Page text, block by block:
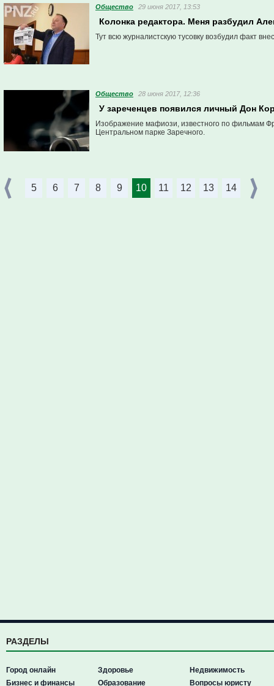
Общество 29 июня 2017, 13:53
Колонка редактора. Меня разбудил
Тут всю журналистскую тусовку возбудил факт
Общество 28 июня 2017, 12:36
У зареченцев появился личный Дон
Изображение мафиози, известного по фильмам
Центральном парке Заречного.
5 6 7 8 9 10 11 12 13 14
РАЗДЕЛЫ
Город онлайн
Бизнес и финансы
Здоровье
Образование
Недвижимость
Вопросы юристу